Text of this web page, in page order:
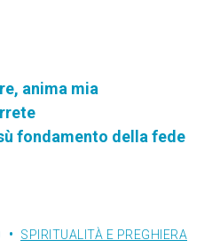
anima mia
fondamento della fede
SPIRITUALITÀ E PREGHIERA